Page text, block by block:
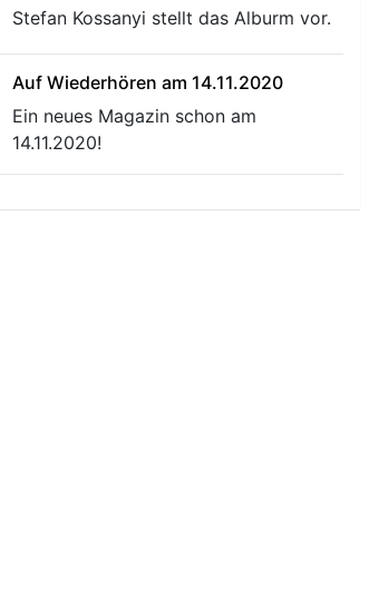
Stefan Kossanyi stellt das Alburm vor.
Auf Wiederhören am 14.11.2020
Ein neues Magazin schon am
14.11.2020!